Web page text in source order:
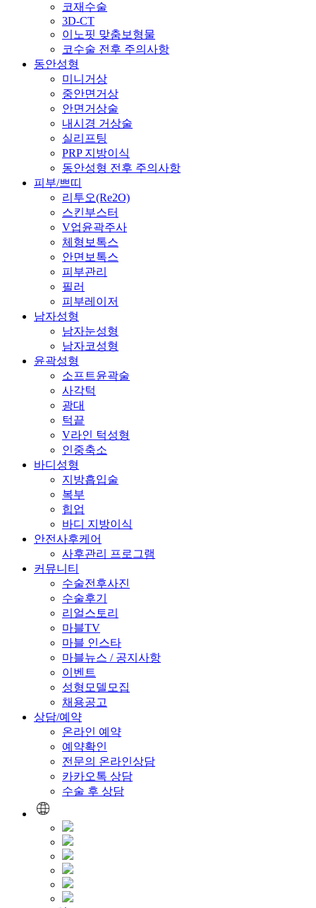
코재수술
3D-CT
이노핏 맞춤보형물
코수술 전후 주의사항
동안성형
미니거상
중안면거상
안면거상술
내시경 거상술
실리프팅
PRP 지방이식
동안성형 전후 주의사항
피부/쁘띠
리투오(Re2O)
스킨부스터
V업윤곽주사
체형보톡스
안면보톡스
피부관리
필러
피부레이저
남자성형
남자눈성형
남자코성형
윤곽성형
소프트윤곽술
사각턱
광대
턱끝
V라인 턱성형
인중축소
바디성형
지방흡입술
복부
힙업
바디 지방이식
안전사후케어
사후관리 프로그램
커뮤니티
수술전후사진
수술후기
리얼스토리
마블TV
마블 인스타
마블뉴스 / 공지사항
이벤트
성형모델모집
채용공고
상담/예약
온라인 예약
예약확인
전문의 온라인상담
카카오톡 상담
수술 후 상담